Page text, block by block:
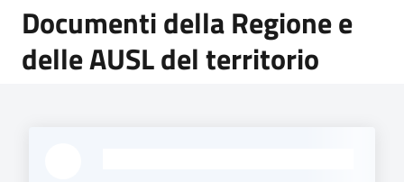
INAIL
Documenti della Regione e
delle AUSL del territorio